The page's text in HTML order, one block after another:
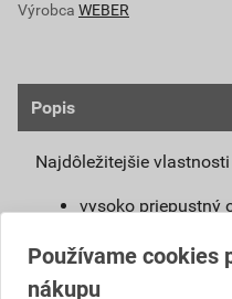
Výrobca WEBER
Popis
Najdôležitejšie vlastnosti
vysoko priepustný
výborné krycie
odolný voči
Používame cookies
nákupu